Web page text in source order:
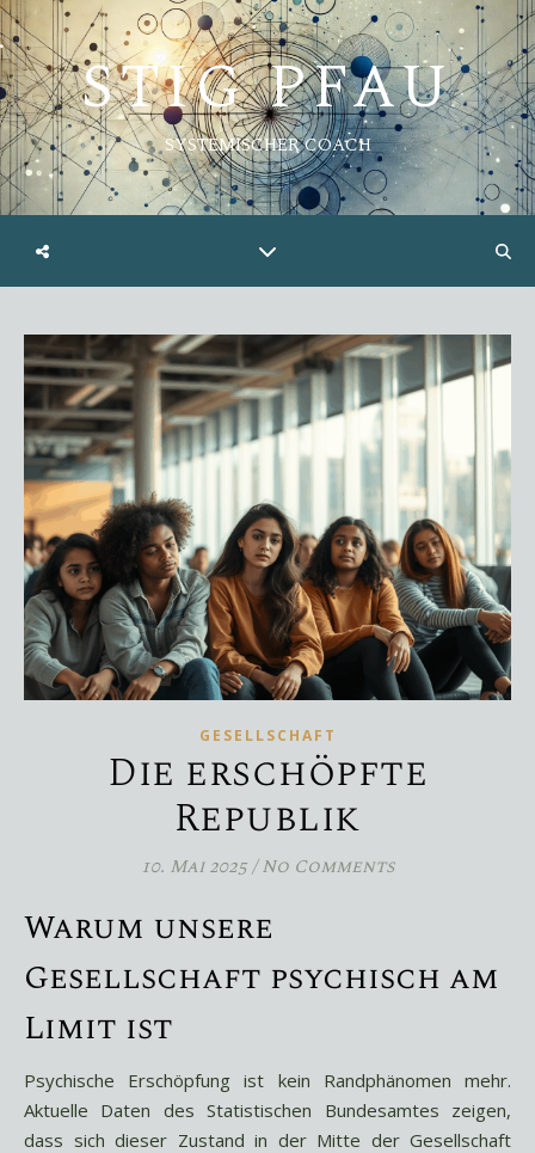
STIG PFAU
SYSTEMISCHER COACH
GESELLSCHAFT
Die erschöpfte
Republik
10. Mai 2025/ No Comments
Warum unsere
Gesellschaft psychisch am
Limit ist
Psychische Erschöpfung ist kein Randphänomen mehr.
Aktuelle Daten des Statistischen Bundesamtes zeigen,
dass sich dieser Zustand in der Mitte der Gesellschaft